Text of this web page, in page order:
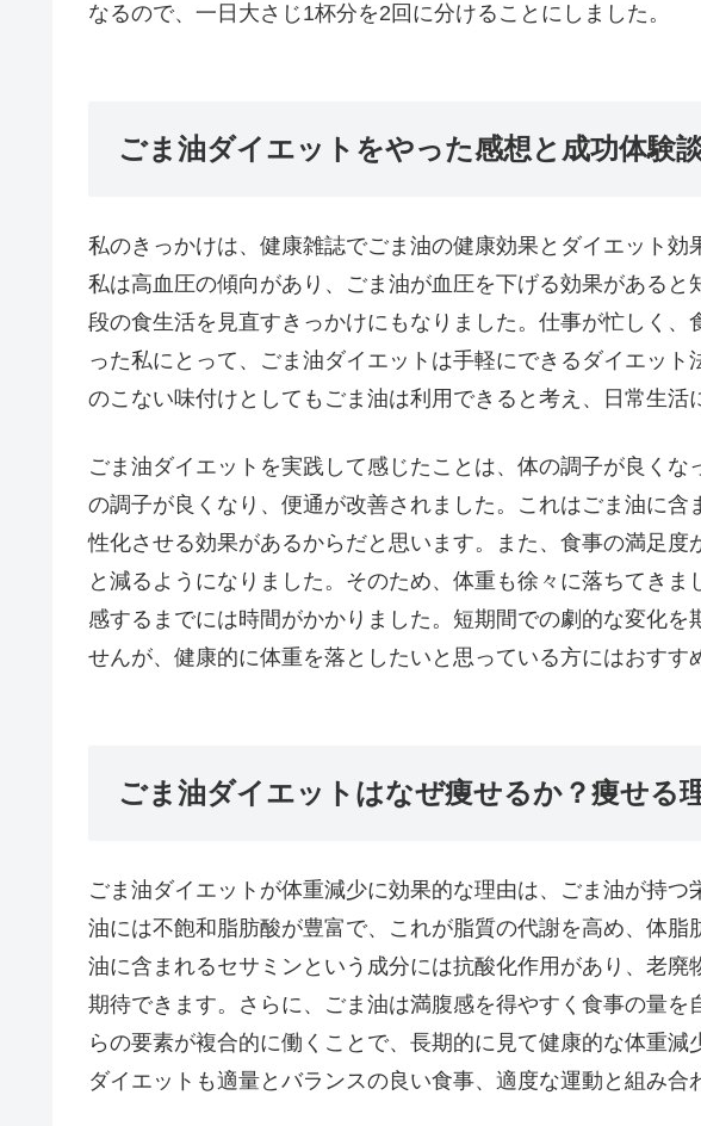
なるので、一日大さじ1杯分を2回に分けることにしました。
ごま油ダイエットをやった感想と成功体験
私のきっかけは、健康雑誌でごま油の健康効果とダイエット効
私は高血圧の傾向があり、ごま油が血圧を下げる効果がある
段の食生活を見直すきっかけにもなりました。仕事が忙しく
った私にとって、ごま油ダイエットは手軽にできるダイエット
のこない味付けとしてもごま油は利用できると考え、日常生活
ごま油ダイエットを実践して感じたことは、体の調子が良く
の調子が良くなり、便通が改善されました。これはごま油に
性化させる効果があるからだと思います。また、食事の満足度
と減るようになりました。そのため、体重も徐々に落ちてき
感するまでには時間がかかりました。短期間での劇的な変化を
せんが、健康的に体重を落としたいと思っている方にはおすす
ごま油ダイエットはなぜ痩せるか？痩せる
ごま油ダイエットが体重減少に効果的な理由は、ごま油が持つ
油には不飽和脂肪酸が豊富で、これが脂質の代謝を高め、体脂
油に含まれるセサミンという成分には抗酸化作用があり、老
期待できます。さらに、ごま油は満腹感を得やすく食事の量
らの要素が複合的に働くことで、長期的に見て健康的な体重
ダイエットも適量とバランスの良い食事、適度な運動と組み合